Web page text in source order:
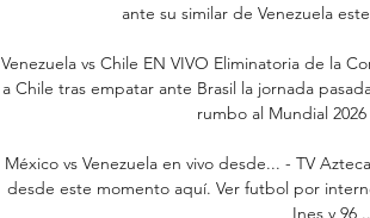
ante su similar de Venezuela
Venezuela vs Chile EN VIVO Eliminatoria de la
a Chile tras empatar ante Brasil la jornada
rumbo al Mundial
México vs Venezuela en vivo desde... - TV
desde este momento aquí. Ver futbol por
Ines y 96